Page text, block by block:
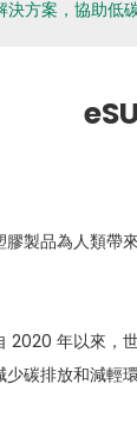
方案，協助低
膠製品為人類帶
2020 年以來，
少碳排放和減輕